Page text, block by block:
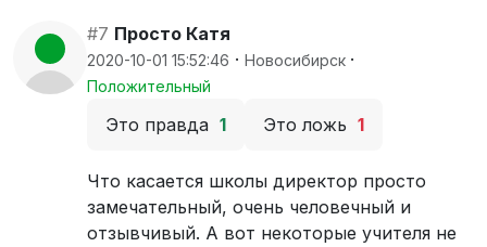
#7 Просто Катя
2020-10-01 15:52:46 · Новосибирск ·
Положительный
Это правда 1 Это ложь 1
Что касается школы директор просто
замечательный, очень человечный и
отзывчивый. А вот некоторые учителя не